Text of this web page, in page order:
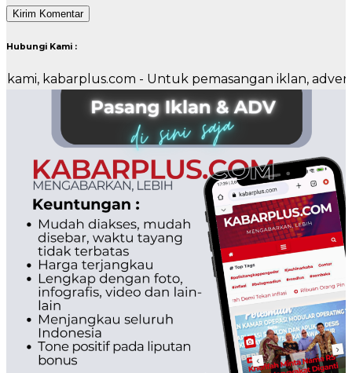
Hubungi Kami :
- Untuk pemasangan iklan, advertorial